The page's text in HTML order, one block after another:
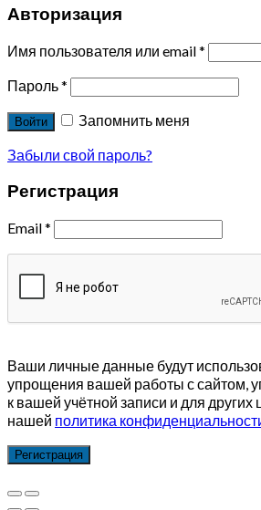
Авторизация
Имя пользователя или email*
Пароль*
Войти
Запомнить меня
Забыли свой пароль?
Регистрация
Email*
Ваши личные данные будут
упрощения вашей работы с сайтом,
к вашей учётной записи и для других
нашей политика
Регистрация